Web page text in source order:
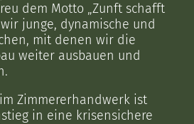
dem Motto „Zunft schafft
junge, dynamische und
mit denen wir die
weiter ausbauen und
Zimmererhandwerk ist
in eine krisensichere